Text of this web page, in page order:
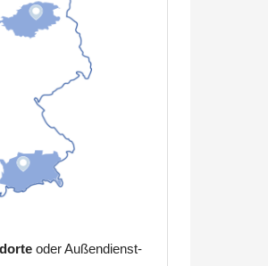
oder Außendienst-